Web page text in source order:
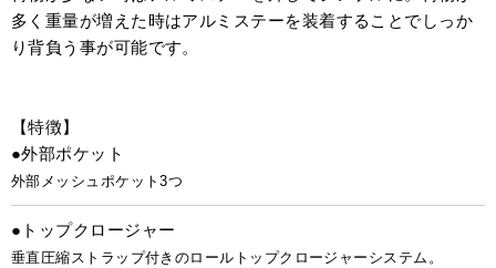
多く重量が増えた時はアルミステーを装着することでしっか
り背負う事が可能です。
【特徴】
●外部ポケット
外部メッシュポケット3つ
●トップクロージャー
垂直圧縮ストラップ付きのロールトップクロージャーシステム。